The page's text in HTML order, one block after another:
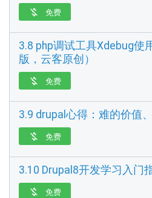
 免费
3.8 php调试工具Xdebug使
版，云客原创）
 免费
3.9 drupal心得：难的价值
 免费
3.10 Drupal8开发学习入门
 免费